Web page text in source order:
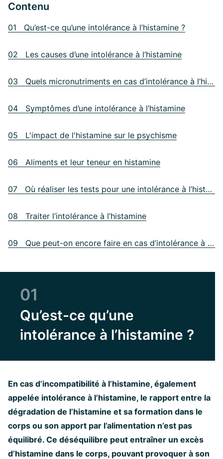
Contenu
01 Qu’est-ce qu’une intolérance à l’histamine ?
02 Les causes d’une intolérance à l’histamine
03 Quels micronutriments en cas d’intolérance à l’histamine ?
04 Symptômes d’une intolérance à l’histamine
05 L'impact de l'histamine sur le psychisme
06 Aliments et leur teneur en histamine
07 Où réaliser les tests pour une intolérance à l’histamine ?
08 Traiter l’intolérance à l’histamine
09 Que peut-on encore faire en cas d’intolérance à l’histamine ?
01
Qu’est-ce qu’une
intolérance à l’histamine ?
En cas d’incompatibilité à l’histamine, également
appelée intolérance à l’histamine, le rapport entre la
dégradation de l’histamine et sa formation dans le
corps ou son apport par l’alimentation n’est pas
équilibré. Ce déséquilibre peut entraîner un excès
d’histamine dans le corps, pouvant provoquer à son